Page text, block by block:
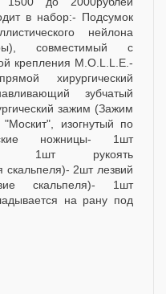
в набор:- Подсумок
нейлона
совместимый с
крепления M.O.L.L.E.-
хирургический
зубчатый
зажим (Зажим
изогнутый по
ножницы- 1шт
1шт рукоять
2шт лезвий
скальпеля)- 1шт
на рану под